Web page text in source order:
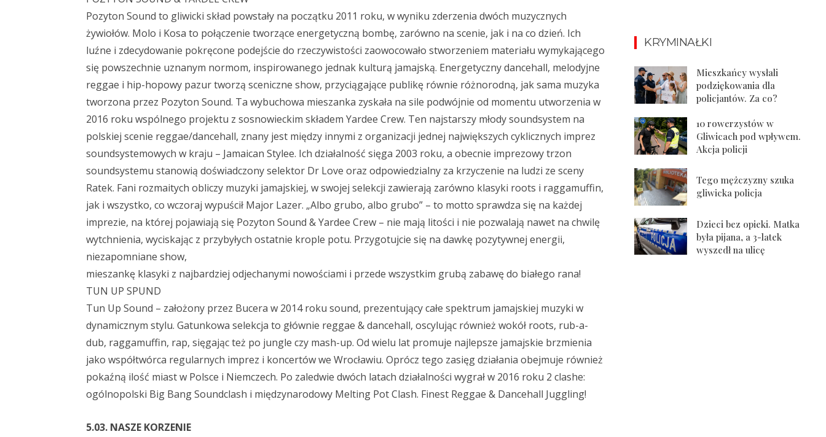
Pozyton Sound to gliwicki skład powstały na początku 2011 roku, w wyniku zderzenia dwóch muzycznych
żywiołów. Molo i Kosa to połączenie tworzące energetyczną bombę, zarówno na scenie, jak i na co dzień. Ich
luźne i zdecydowanie pokręcone podejście do rzeczywistości zaowocowało stworzeniem materiału wymykającego
się powszechnie uznanym normom, inspirowanego jednak kulturą jamajską. Energetyczny dancehall, melodyjne
reggae i hip-hopowy pazur tworzą sceniczne show, przyciągające publikę równie różnorodną, jak sama muzyka
tworzona przez Pozyton Sound. Ta wybuchowa mieszanka zyskała na sile podwójnie od momentu utworzenia w
2016 roku wspólnego projektu z sosnowieckim składem Yardee Crew. Ten najstarszy młody soundsystem na
polskiej scenie reggae/dancehall, znany jest między innymi z organizacji jednej największych cyklicznych imprez
soundsystemowych w kraju – Jamaican Stylee. Ich działalność sięga 2003 roku, a obecnie imprezowy trzon
soundsystemu stanowią doświadczony selektor Dr Love oraz odpowiedzialny za krzyczenie na ludzi ze sceny
Ratek. Fani rozmaitych obliczy muzyki jamajskiej, w swojej selekcji zawierają zarówno klasyki roots i raggamuffin,
jak i wszystko, co wczoraj wypuścił Major Lazer. „Albo grubo, albo grubo” – to motto sprawdza się na każdej
imprezie, na której pojawiają się Pozyton Sound & Yardee Crew – nie mają litości i nie pozwalają nawet na chwilę
wytchnienia, wyciskając z przybyłych ostatnie krople potu. Przygotujcie się na dawkę pozytywnej energii,
niezapomniane show,
mieszankę klasyki z najbardziej odjechanymi nowościami i przede wszystkim grubą zabawę do białego rana!
TUN UP SPUND
Tun Up Sound – założony przez Bucera w 2014 roku sound, prezentujący całe spektrum jamajskiej muzyki w
dynamicznym stylu. Gatunkowa selekcja to głównie reggae & dancehall, oscylując również wokół roots, rub-a-
dub, raggamuffin, rap, sięgając też po jungle czy mash-up. Od wielu lat promuje najlepsze jamajskie brzmienia
jako współtwórca regularnych imprez i koncertów we Wrocławiu. Oprócz tego zasięg działania obejmuje również
pokaźną ilość miast w Polsce i Niemczech. Po zaledwie dwóch latach działalności wygrał w 2016 roku 2 clashe:
ogólnopolski Big Bang Soundclash i międzynarodowy Melting Pot Clash. Finest Reggae & Dancehall Juggling!
5.03. NASZE KORZENIE
KRYMINAŁKI
Mieszkańcy wysłali
podziękowania dla
policjantów. Za co?
10 rowerzystów w
Gliwicach pod wpływem.
Akcja policji
Tego mężczyzny szuka
gliwicka policja
Dzieci bez opieki. Matka
była pijana, a 3-latek
wyszedł na ulicę